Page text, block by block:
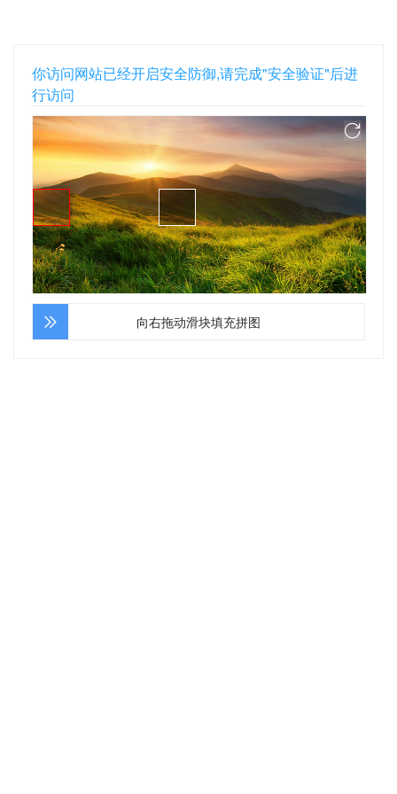
你访问网站已经开启安全防御,请完成"安全验证"后进
行访问
向右拖动滑块填充拼图